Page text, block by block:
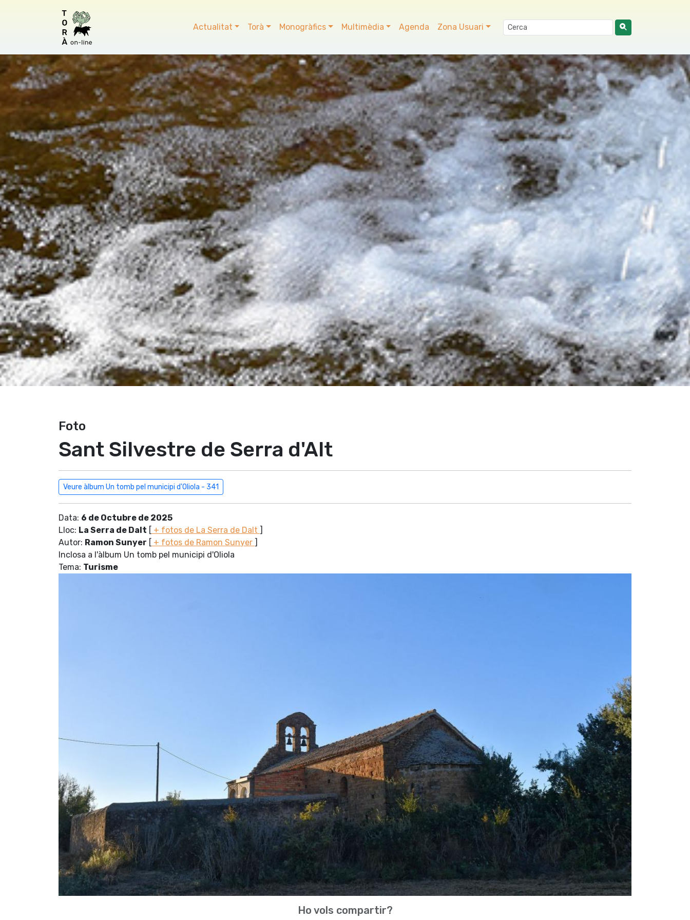
Actualitat Torà Monogràfics Multimèdia Agenda Zona Usuari
Foto
Sant Silvestre de Serra d'Alt
Veure àlbum Un tomb pel municipi d'Oliola - 341
Data: 6 de Octubre de 2025
Lloc: La Serra de Dalt [ + fotos de La Serra de Dalt ]
Autor: Ramon Sunyer [ + fotos de Ramon Sunyer ]
Inclosa a l'àlbum Un tomb pel municipi d'Oliola
Tema: Turisme
Ho vols compartir?